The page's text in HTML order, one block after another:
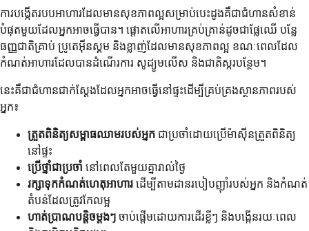
ការបង្កើតរបបអាហារដែលមានសុខភាពល្អសម្រាប់បេះដូងគឺជាជំហានសំខាន់
បំផុតមួយដែលអ្នកអាចធ្វើបាន។ ផ្តោតលើអាហារគ្រប់គ្រាន់ដូចជាផ្លែឈើ បន្លែ
ធញ្ញជាតិគ្រាប់ ប្រូតេអ៊ីនស្គម និងខ្លាញ់ដែលមានសុខភាពល្អ ខណៈពេលដែល
កំណត់អាហារដែលបានដំណើរការ សូដ្យូមលើស និងជាតិស្ករបន្ថែម។
នេះគឺជាជំហានជាក់ស្តែងដែលអ្នកអាចធ្វើនៅផ្ទះដើម្បីគ្រប់គ្រងស្ថានភាពរបស់
អ្នក៖
ត្រួតពិនិត្យសម្ពាធឈាមរបស់អ្នក ជាប្រចាំដោយប្រើម៉ាស៊ីនត្រួតពិនិត្យ
នៅផ្ទះ
ប្រើថ្នាំជាប្រចាំ នៅពេលតែមួយគ្នារាល់ថ្ងៃ
រក្សាទុកកំណត់ហេតុអាហារ ដើម្បីតាមដានរបៀបញ៉ាំរបស់អ្នក និងកំណត់
តំបន់ដែលត្រូវកែលម្អ
ហាត់ប្រាណបន្តិចម្តងៗ ចាប់ផ្តើមដោយការដើរខ្លីៗ និងបង្កើនរយៈពេល